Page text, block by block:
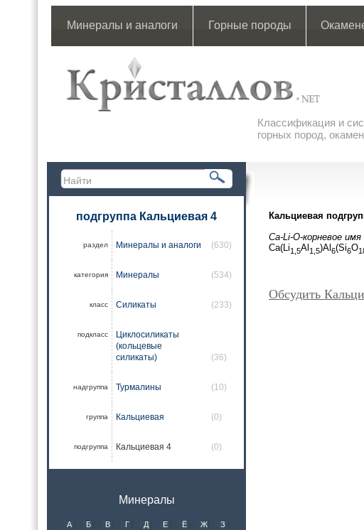
Минералы и аналоги Горные породы
Классификация и
горных пород,
подгруппа Кальциевая 4
раздел Минералы и аналоги (630)
категория Минералы (534)
класс Силикаты (233)
подкласс
Циклосиликаты
(кольцевые
силикаты)
(36)
надгруппа Турмалины (10)
группа Кальциевая (0)
подгруппа Кальциевая 4 (0)
Минералы
А Б В Г Д Е Ё Ж
З
Кальциевая
Ca-Li-O-корневое имя
Ca(Li1,5Al 1,5)Al 6(Si6O
Обсудить